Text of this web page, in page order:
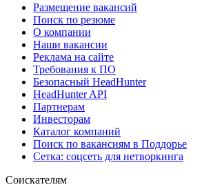
Размещение вакансий
Поиск по резюме
О компании
Наши вакансии
Реклама на сайте
Требования к ПО
Безопасный HeadHunter
HeadHunter API
Партнерам
Инвесторам
Каталог компаний
Поиск по вакансиям в Поддорье
Сетка: соцсеть для нетворкинга
Соискателям